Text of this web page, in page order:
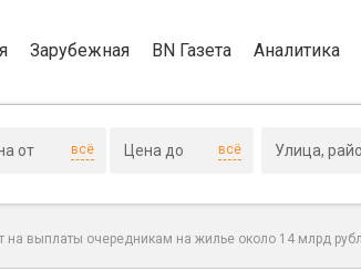
Зарубежная BN Газета Аналитика
всё всё
на выплаты очередникам на жилье около 14 млрд